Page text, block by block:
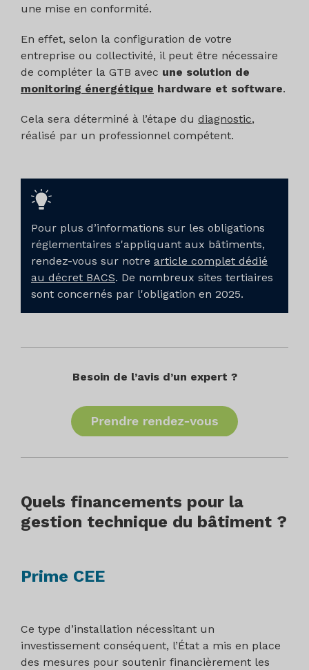
une mise en conformité.
En effet, selon la configuration de votre
entreprise ou collectivité, il peut être nécessaire
de compléter la GTB avec une solution de
monitoring énergétique hardware et software.
Cela sera déterminé à l’étape du diagnostic,
réalisé par un professionnel compétent.
Pour plus d’informations sur les obligations
réglementaires s'appliquant aux bâtiments,
rendez-vous sur notre article complet dédié
au décret BACS. De nombreux sites tertiaires
sont concernés par l'obligation en 2025.
Besoin de l’avis d’un expert ?
Quels financements pour la
gestion technique du bâtiment ?
Prime CEE
Ce type d’installation nécessitant un
investissement conséquent, l’État a mis en place
des mesures pour soutenir financièrement les